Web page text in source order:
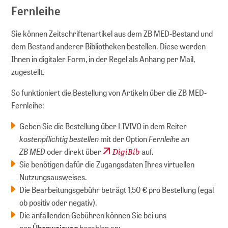
Fernleihe
Sie können Zeitschriftenartikel aus dem ZB MED-Bestand und
dem Bestand anderer Bibliotheken bestellen. Diese werden
Ihnen in digitaler Form, in der Regel als Anhang per Mail,
zugestellt.
So funktioniert die Bestellung von Artikeln über die ZB MED-
Fernleihe:
Geben Sie die Bestellung über LIVIVO in dem Reiter
kostenpflichtig bestellenmit der OptionFernleihe an
ZB MEDoder direkt über DigiBibauf.
Sie benötigen dafür die Zugangsdaten Ihres virtuellen
Nutzungsausweises.
Die Bearbeitungsgebühr beträgt 1,50 € pro Bestellung (egal
ob positiv oder negativ).
Die anfallenden Gebühren können Sie bei uns